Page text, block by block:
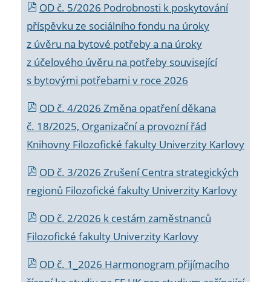
OD č. 5/2026 Podrobnosti k poskytování
příspěvku ze sociálního fondu na úroky
z úvěru na bytové potřeby a na úroky
z účelového úvěru na potřeby související
s bytovými potřebami v roce 2026
OD č. 4/2026 Změna opatření děkana
č. 18/2025, Organizační a provozní řád
Knihovny Filozofické fakulty Univerzity Karlovy
OD č. 3/2026 Zrušení Centra strategických
regionů Filozofické fakulty Univerzity Karlovy
OD č. 2/2026 k cestám zaměstnanců
Filozofické fakulty Univerzity Karlovy
OD č. 1_2026 Harmonogram přijímacího